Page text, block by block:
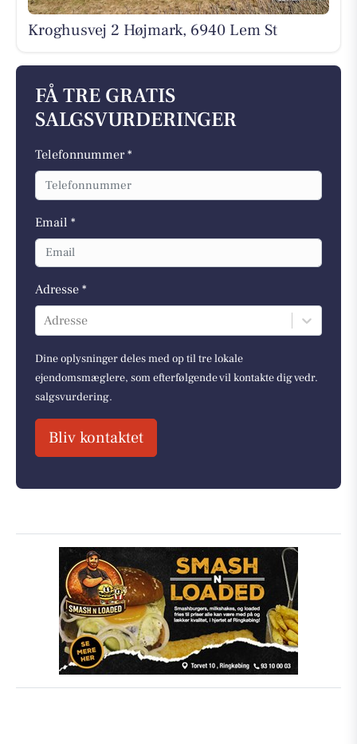
Kroghusvej 2 Højmark, 6940 Lem St
FÅ TRE GRATIS
SALGSVURDERINGER
Telefonnummer *
Email *
Adresse *
Adresse
Dine oplysninger deles med op til tre lokale
ejendomsmæglere, som efterfølgende vil kontakte dig vedr.
salgsvurdering.
Bliv kontaktet